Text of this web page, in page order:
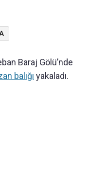
Baraj Gölü’nde
balığı yakaladı.